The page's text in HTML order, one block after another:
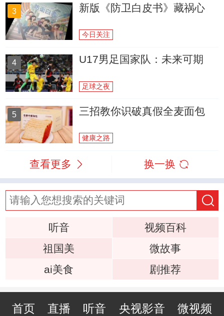
3 新版《防卫白皮书》藏祸心
今日关注
4 U17男足国家队：未来可期
足球之夜
5 三招教你识破真假全麦面包
健康之路
查看更多 换一换
听音
视频百科
祖国美
微故事
ai美食
剧推荐
首页 直播 听音 央视影音 微视频